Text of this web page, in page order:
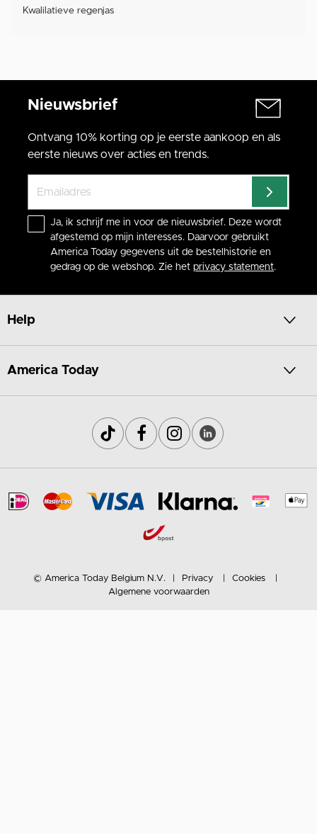
Kwalilatieve regenjas
Nieuwsbrief
Ontvang 10% korting op je eerste aankoop en als
eerste nieuws over acties en trends.
Ja, ik schrijf me in voor de nieuwsbrief. Deze wordt
afgestemd op mijn interesses. Daarvoor gebruikt
America Today gegevens uit de bestelhistorie en
gedrag op de webshop. Zie het privacy statement.
Help
America Today
© America Today Belgium N.V. Privacy
Cookies
Algemene voorwaarden